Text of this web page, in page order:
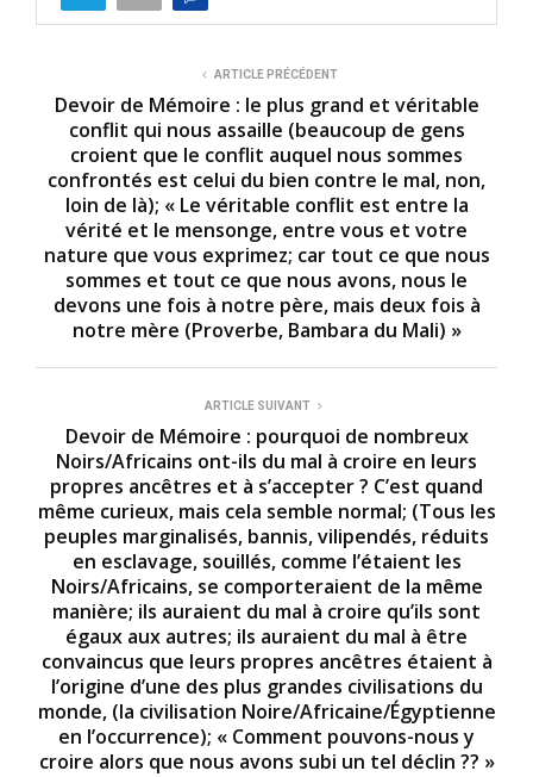
ARTICLE PRÉCÉDENT
Devoir de Mémoire : le plus grand et véritable
conflit qui nous assaille (beaucoup de gens
croient que le conflit auquel nous sommes
confrontés est celui du bien contre le mal, non,
loin de là); « Le véritable conflit est entre la
vérité et le mensonge, entre vous et votre
nature que vous exprimez; car tout ce que nous
sommes et tout ce que nous avons, nous le
devons une fois à notre père, mais deux fois à
notre mère (Proverbe, Bambara du Mali) »
ARTICLE SUIVANT
Devoir de Mémoire : pourquoi de nombreux
Noirs/Africains ont-ils du mal à croire en leurs
propres ancêtres et à s’accepter ? C’est quand
même curieux, mais cela semble normal; (Tous les
peuples marginalisés, bannis, vilipendés, réduits
en esclavage, souillés, comme l’étaient les
Noirs/Africains, se comporteraient de la même
manière; ils auraient du mal à croire qu’ils sont
égaux aux autres; ils auraient du mal à être
convaincus que leurs propres ancêtres étaient à
l’origine d’une des plus grandes civilisations du
monde, (la civilisation Noire/Africaine/Égyptienne
en l’occurrence); « Comment pouvons-nous y
croire alors que nous avons subi un tel déclin ?? »